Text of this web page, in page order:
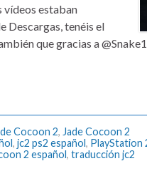
vídeos estaban
Descargas, tenéis el
que gracias a
Cocoon 2, Jade Cocoon 2
, jc2 ps2 español, PlayStation
2 español, traducción jc2